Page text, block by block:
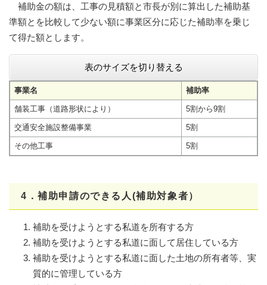
補助金の額は、工事の見積額と市長が別に算出した補助基
準額とを比較して少ない額に事業区分に応じた補助率を乗じ
て得た額とします。
表のサイズを切り替える
事業名 補助率
舗装工事（道路形状により） 5割から9割
交通安全施設整備事業 5割
その他工事 5割
4．補助申請のできる人(補助対象者）
補助を受けようとする私道を所有する方
補助を受けようとする私道に面して居住している方
補助を受けようとする私道に面した土地の所有者等、実
質的に管理している方